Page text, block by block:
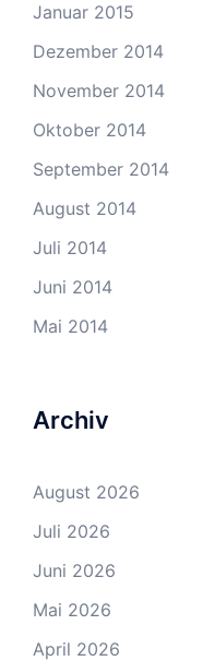
Januar 2015
Dezember 2014
November 2014
Oktober 2014
September 2014
August 2014
Juli 2014
Juni 2014
Mai 2014
Archiv
August 2026
Juli 2026
Juni 2026
Mai 2026
April 2026